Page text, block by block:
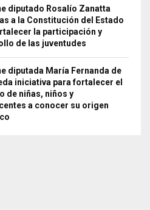
diputado Rosalío Zanatta
a la Constitución del Estado
la participación y
de las juventudes
diputada María Fernanda de
iniciativa para fortalecer el
de niñas, niños y
a conocer su origen